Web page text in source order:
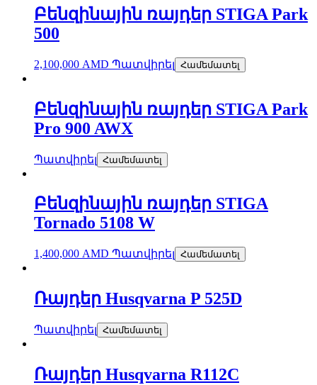
Բենզինային ռայդեր STIGA Park
500
2,100,000 AMD Պատվիրել Համեմատել
Բենզինային ռայդեր STIGA Park
Pro 900 AWX
Պատվիրել Համեմատել
Բենզինային ռայդեր STIGA
Tornado 5108 W
1,400,000 AMD Պատվիրել Համեմատել
Ռայդեր Husqvarna P 525D
Պատվիրել Համեմատել
Ռայդեր Husqvarna R112C